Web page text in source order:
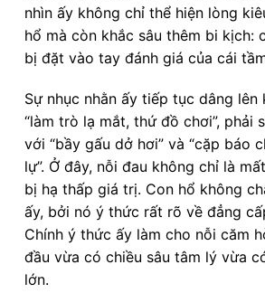
nhìn ấy không chỉ thể hiện lòng
hổ mà còn khắc sâu thêm bi kịch:
bị đặt vào tay đánh giá của cái
Sự nhục nhằn ấy tiếp tục dâng lên
“làm trò lạ mắt, thứ đồ chơi”, phải
với “bầy gấu dở hơi” và “cặp báo
lự”. Ở đây, nỗi đau không chỉ là
bị hạ thấp giá trị. Con hổ không
ấy, bởi nó ý thức rất rõ về đẳng
Chính ý thức ấy làm cho nỗi căm
đầu vừa có chiều sâu tâm lý vừa
lớn.